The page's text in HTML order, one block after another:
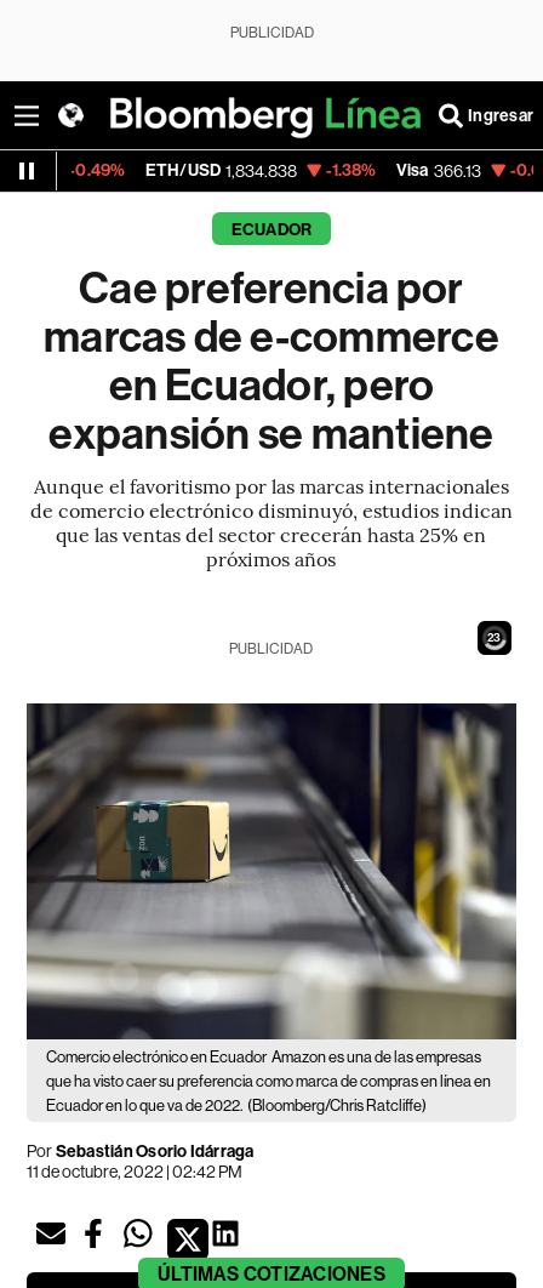
PUBLICIDAD
Ingresar
ETH/USD 1,834.838 -1.38% Visa 366.13 -0.04%
ECUADOR
Cae preferencia por
marcas de e-commerce
en Ecuador, pero
expansión se mantiene
Aunque el favoritismo por las marcas internacionales
de comercio electrónico disminuyó, estudios indican
que las ventas del sector crecerán hasta 25% en
próximos años
21
PUBLICIDAD
Comercio electrónico en Ecuador Amazon es una de las empresas
que ha visto caer su preferencia como marca de compras en línea en
Ecuador en lo que va de 2022. (Bloomberg/Chris Ratcliffe)
PorSebastián Osorio Idárraga
11 de octubre, 2022 | 02:42 PM
ÚLTIMAS COTIZACIONES